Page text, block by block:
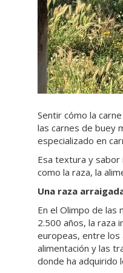
Sentir cómo la
las carnes de buey
especializado en
Esa textura y sabor
como la raza, la
Una raza
En el Olimpo de las
2.500 años, la raza
europeas, entre los
alimentación y las
donde ha adquirido